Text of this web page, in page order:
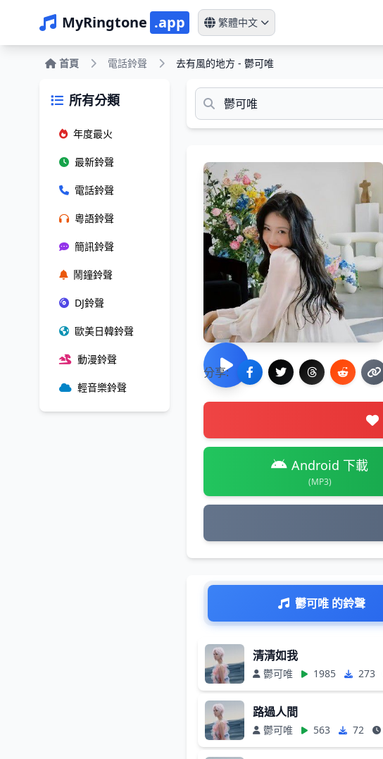
MyRingtone .app 繁體中文
首頁 電話鈴聲 去有風的地方 - 鬱可唯
所有分類
年度最火
最新鈴聲
電話鈴聲
粵語鈴聲
簡訊鈴聲
鬧鐘鈴聲
DJ鈴聲
歐美日韓鈴聲
動漫鈴聲
輕音樂鈴聲
分享:
Android 下載
(MP3)
鬱可唯 的鈴聲
清清如我
鬱可唯 1985 273
路過人間
鬱可唯 563 72